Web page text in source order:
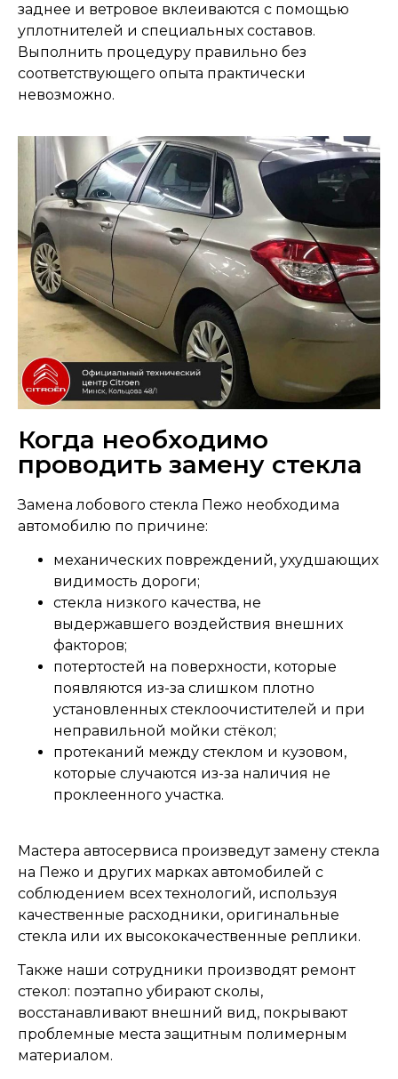
заднее и ветровое вклеиваются с помощью
уплотнителей и специальных составов.
Выполнить процедуру правильно без
соответствующего опыта практически
невозможно.
Когда необходимо
проводить замену стекла
Замена лобового стекла Пежо необходима
автомобилю по причине:
механических повреждений, ухудшающих
видимость дороги;
стекла низкого качества, не
выдержавшего воздействия внешних
факторов;
потертостей на поверхности, которые
появляются из-за слишком плотно
установленных стеклоочистителей и при
неправильной мойки стёкол;
протеканий между стеклом и кузовом,
которые случаются из-за наличия не
проклеенного участка.
Мастера автосервиса произведут замену стекла
на Пежо и других марках автомобилей с
соблюдением всех технологий, используя
качественные расходники, оригинальные
стекла или их высококачественные реплики.
Также наши сотрудники производят ремонт
стекол: поэтапно убирают сколы,
восстанавливают внешний вид, покрывают
проблемные места защитным полимерным
материалом.